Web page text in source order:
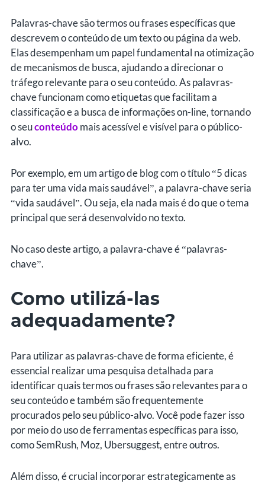
Palavras-chave são termos ou frases específicas que
descrevem o conteúdo de um texto ou página da web.
Elas desempenham um papel fundamental na otimização
de mecanismos de busca, ajudando a direcionar o
tráfego relevante para o seu conteúdo. As palavras-
chave funcionam como etiquetas que facilitam a
classificação e a busca de informações on-line, tornando
o seuconteúdomais acessível e visível para o público-
alvo.
Por exemplo, em um artigo de blog com o título “5 dicas
para ter uma vida mais saudável”, a palavra-chave seria
“vida saudável”. Ou seja, ela nada mais é do que o tema
principal que será desenvolvido no texto.
No caso deste artigo, a palavra-chave é “palavras-
chave”.
Como utilizá-las
adequadamente?
Para utilizar as palavras-chave de forma eficiente, é
essencial realizar uma pesquisa detalhada para
identificar quais termos ou frases são relevantes para o
seu conteúdo e também são frequentemente
procurados pelo seu público-alvo. Você pode fazer isso
por meio do uso de ferramentas específicas para isso,
como SemRush, Moz, Ubersuggest, entre outros.
Além disso, é crucial incorporar estrategicamente as